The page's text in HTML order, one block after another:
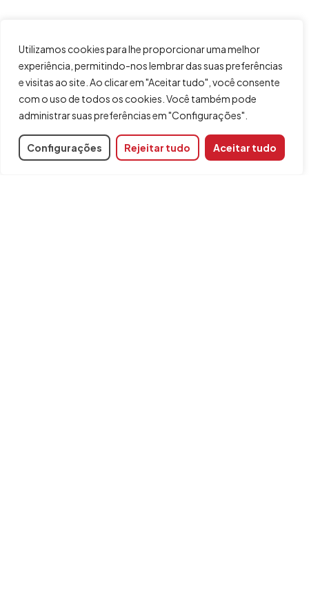
Utilizamos cookies para lhe proporcionar uma melhor
experiência, permitindo-nos lembrar das suas preferências
e visitas ao site. Ao clicar em "Aceitar tudo", você consente
com o uso de todos os cookies. Você também pode
administrar suas preferências em "Configurações".
Configurações Rejeitar tudo Aceitar tudo